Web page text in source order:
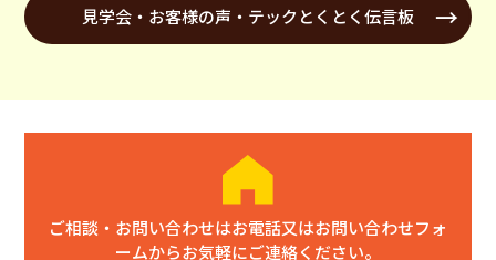
見学会・お客様の声・テックとくとく伝言板
ご相談・お問い合わせはお電話又はお問い合わせフォ
ームからお気軽にご連絡ください。